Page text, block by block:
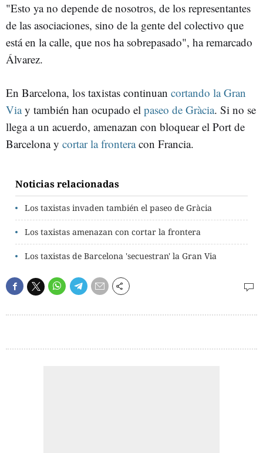
"Esto ya no depende de nosotros, de los representantes
de las asociaciones, sino de la gente del colectivo que
está en la calle, que nos ha sobrepasado", ha remarcado
Álvarez.
En Barcelona, los taxistas continuan cortando la Gran
Viay también han ocupado el paseo de Gràcia. Si no se
llega a un acuerdo, amenazan con bloquear el Port de
Barcelona y cortar la fronteracon Francia.
Noticias relacionadas
Los taxistas invaden también el paseo de Gràcia
Los taxistas amenazan con cortar la frontera
Los taxistas de Barcelona 'secuestran' la Gran Via